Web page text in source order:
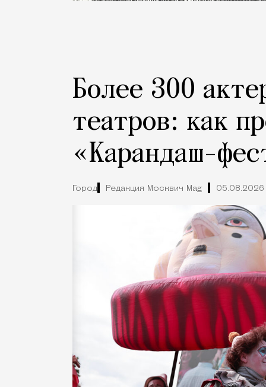
Более 300
театров: как
«Карандаш-
Город Редакция Москвич Mag 05.08.2026